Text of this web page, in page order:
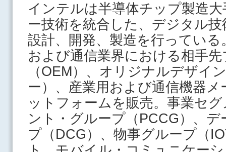
インテルは半導体チップ製造
ー技術を統合した、デジタル
設計、開発、製造を行ってい
および通信業界における相手
（OEM）、オリジナルデザイ
ー）、産業用および通信機器
ットフォームを販売。事業セ
ント・グループ（PCCG）、
プ（DCG）、物事グループ（